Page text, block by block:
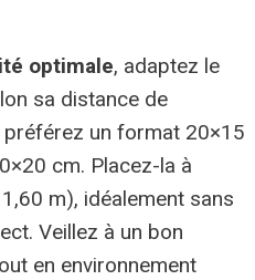
optimale, adaptez le
sa distance de
préférez un format 20×15
cm. Placez-la à
m), idéalement sans
Veillez à un bon
en environnement